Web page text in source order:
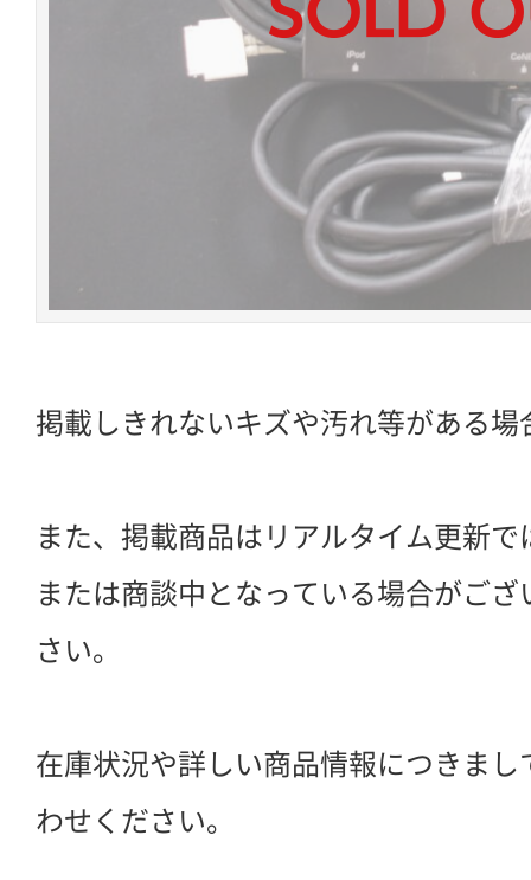
掲載しきれないキズや汚れ等がある場
また、掲載商品はリアルタイム更新
または商談中となっている場合がご
さい。
在庫状況や詳しい商品情報につきま
わせください。